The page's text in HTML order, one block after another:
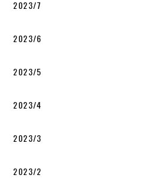
2023/7
2023/6
2023/5
2023/4
2023/3
2023/2